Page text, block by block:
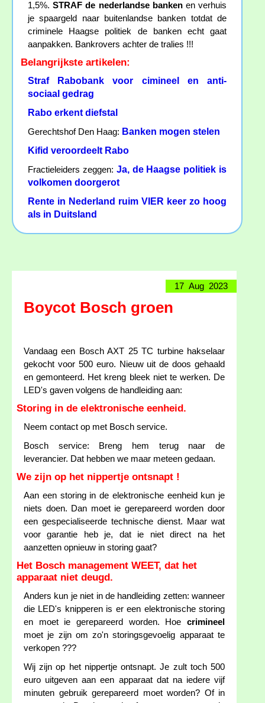
1,5%.STRAF de nederlandse bankenen verhuis
je spaargeld naar buitenlandse banken totdat de
criminele Haagse politiek de banken echt gaat
aanpakken. Bankrovers achter de tralies !!!
Belangrijkste artikelen:
Straf Rabobank voor cimineel en anti-
sociaal gedrag
Rabo erkent diefstal
Gerechtshof Den Haag: Banken mogen stelen
Kifid veroordeelt Rabo
Fractieleiders zeggen: Ja, de Haagse politiek is
volkomen doorgerot
Rente in Nederland ruim VIER keer zo hoog
als in Duitsland
17 Aug 2023
Boycot Bosch groen
Vandaag een Bosch AXT 25 TC turbine hakselaar
gekocht voor 500 euro. Nieuw uit de doos gehaald
en gemonteerd. Het kreng bleek niet te werken. De
LED's gaven volgens de handleiding aan:
Storing in de elektronische eenheid.
Neem contact op met Bosch service.
Bosch service: Breng hem terug naar de
leverancier. Dat hebben we maar meteen gedaan.
We zijn op het nippertje ontsnapt !
Aan een storing in de elektronische eenheid kun je
niets doen. Dan moet ie gerepareerd worden door
een gespecialiseerde technische dienst. Maar wat
voor garantie heb je, dat ie niet direct na het
aanzetten opnieuw in storing gaat?
Het Bosch management WEET, dat het
apparaat niet deugd.
Anders kun je niet in de handleiding zetten: wanneer
die LED's knipperen is er een elektronische storing
en moet ie gerepareerd worden. Hoe crimineel
moet je zijn om zo'n storingsgevoelig apparaat te
verkopen ???
Wij zijn op het nippertje ontsnapt. Je zult toch 500
euro uitgeven aan een apparaat dat na iedere vijf
minuten gebruik gerepareerd moet worden? Of in